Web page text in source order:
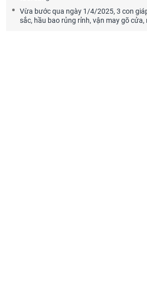
Vừa bước qua ngày 1/4/2025, 3 con
sắc, hầu bao rủng rỉnh, vận may gõ cửa,